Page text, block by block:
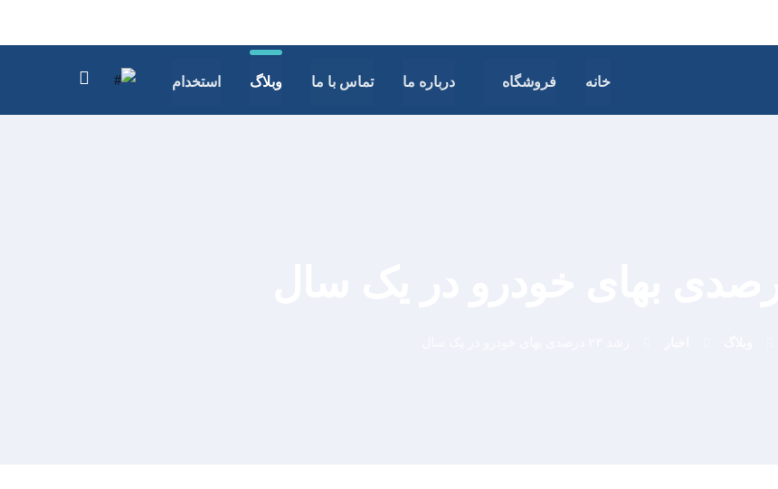
خانه فروشگاه درباره ما تماس با ما وبلاگ استخدام